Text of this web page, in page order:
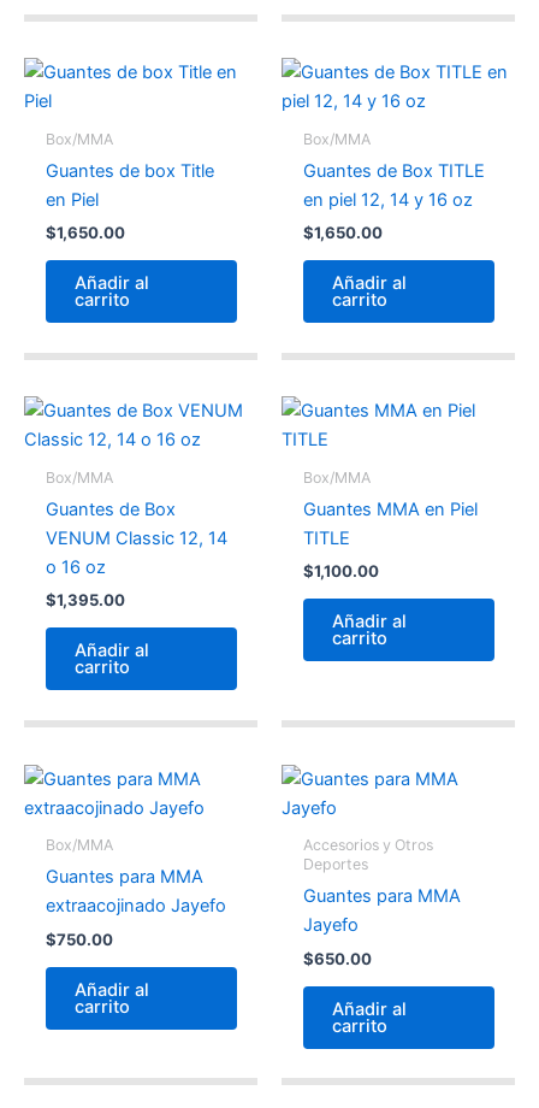
Box/MMA
Guantes de box Title
en Piel
$1,650.00
Añadir al
carrito
Box/MMA
Guantes de Box TITLE
en piel 12, 14 y 16 oz
$1,650.00
Añadir al
carrito
Box/MMA
Guantes de Box
VENUM Classic 12, 14
o 16 oz
$1,395.00
Añadir al
carrito
Box/MMA
Guantes MMA en Piel
TITLE
$1,100.00
Añadir al
carrito
Box/MMA
Guantes para MMA
extraacojinado Jayefo
$750.00
Añadir al
carrito
Accesorios y Otros
Deportes
Guantes para MMA
Jayefo
$650.00
Añadir al
carrito